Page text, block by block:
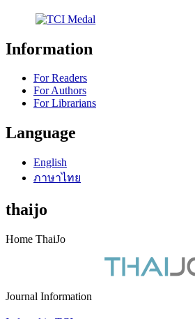
Information
For Readers
For Authors
For Librarians
Language
English
ภาษาไทย
thaijo
Home ThaiJo
Journal Information